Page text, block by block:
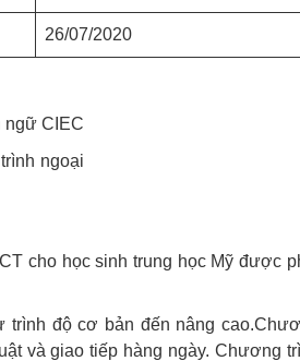
26/07/2020
ngoại
cho học sinh trung học Mỹ được
trình độ cơ bản đến nâng
và giao tiếp hàng ngày. Chương